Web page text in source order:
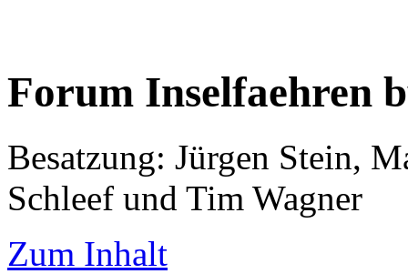
Forum Inselfaehren
Besatzung: Jürgen Stein,
Schleef und Tim Wagner
Zum Inhalt